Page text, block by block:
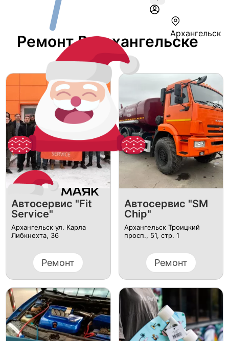
Архангельск
Ремонт В Архангельске
Автосервис "Fit
Service"
Архангельск ул. Карла
Либкнехта, 36
Ремонт
Автосервис "SM
Chip"
Архангельск Троицкий
просп., 51, стр. 1
Ремонт